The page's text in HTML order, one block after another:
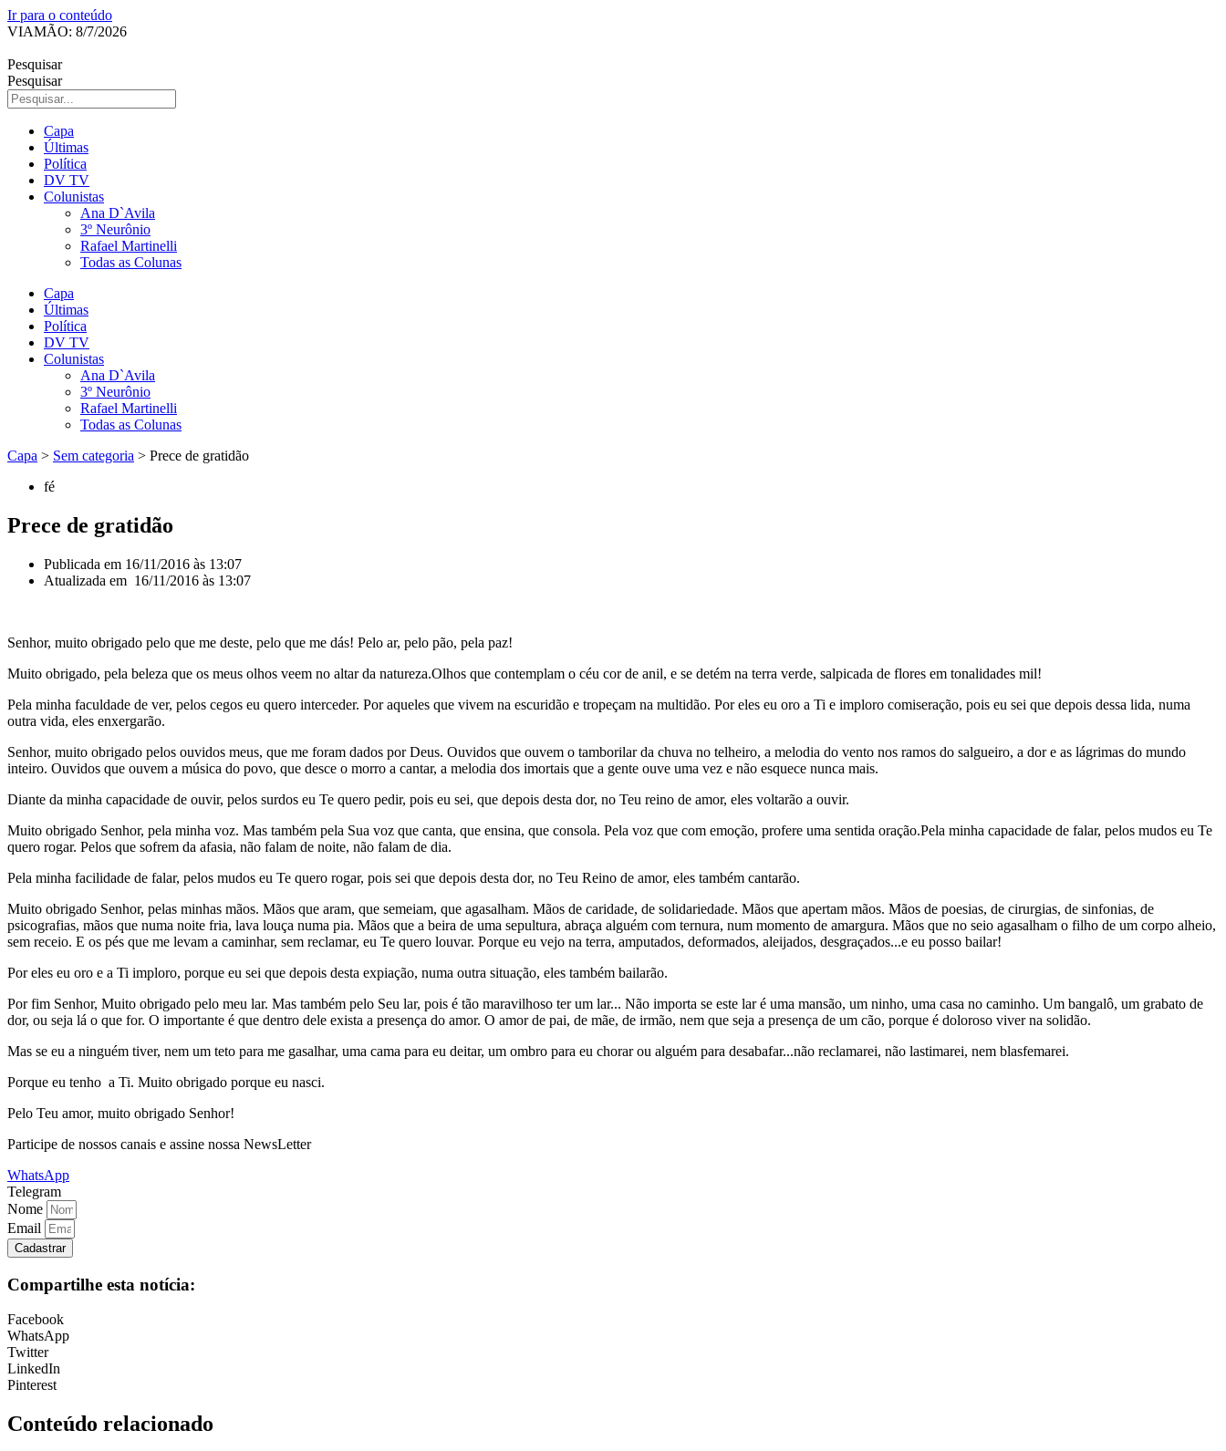
Ir para o conteúdo
VIAMÃO: 8/7/2026
Pesquisar
Pesquisar
Capa
Últimas
Política
DV TV
Colunistas
Ana D`Avila
3º Neurônio
Rafael Martinelli
Todas as Colunas
Capa
Últimas
Política
DV TV
Colunistas
Ana D`Avila
3º Neurônio
Rafael Martinelli
Todas as Colunas
Capa > Sem categoria > Prece de gratidão
fé
Prece de gratidão
Publicada em 16/11/2016 às 13:07
Atualizada em 16/11/2016 às 13:07
Senhor, muito obrigado pelo que me deste, pelo que me dás! Pelo ar, pelo pão, pela paz!
Muito obrigado, pela beleza que os meus olhos veem no altar da natureza.Olhos que contemplam o céu cor de anil, e se detém na terra verde, salpicada de flores em tonalidades mil!
Pela minha faculdade de ver, pelos cegos eu quero interceder. Por aqueles que vivem na escuridão e tropeçam na multidão. Por eles eu oro a Ti e imploro comiseração, pois eu sei que depois dessa lida, numa
outra vida, eles enxergarão.
Senhor, muito obrigado pelos ouvidos meus, que me foram dados por Deus. Ouvidos que ouvem o tamborilar da chuva no telheiro, a melodia do vento nos ramos do salgueiro, a dor e as lágrimas do mundo
inteiro. Ouvidos que ouvem a música do povo, que desce o morro a cantar, a melodia dos imortais que a gente ouve uma vez e não esquece nunca mais.
Diante da minha capacidade de ouvir, pelos surdos eu Te quero pedir, pois eu sei, que depois desta dor, no Teu reino de amor, eles voltarão a ouvir.
Muito obrigado Senhor, pela minha voz. Mas também pela Sua voz que canta, que ensina, que consola. Pela voz que com emoção, profere uma sentida oração.Pela minha capacidade de falar, pelos mudos eu Te
quero rogar. Pelos que sofrem da afasia, não falam de noite, não falam de dia.
Pela minha facilidade de falar, pelos mudos eu Te quero rogar, pois sei que depois desta dor, no Teu Reino de amor, eles também cantarão.
Muito obrigado Senhor, pelas minhas mãos. Mãos que aram, que semeiam, que agasalham. Mãos de caridade, de solidariedade. Mãos que apertam mãos. Mãos de poesias, de cirurgias, de sinfonias, de
psicografias, mãos que numa noite fria, lava louça numa pia. Mãos que a beira de uma sepultura, abraça alguém com ternura, num momento de amargura. Mãos que no seio agasalham o filho de um corpo alheio,
sem receio. E os pés que me levam a caminhar, sem reclamar, eu Te quero louvar. Porque eu vejo na terra, amputados, deformados, aleijados, desgraçados...e eu posso bailar!
Por eles eu oro e a Ti imploro, porque eu sei que depois desta expiação, numa outra situação, eles também bailarão.
Por fim Senhor, Muito obrigado pelo meu lar. Mas também pelo Seu lar, pois é tão maravilhoso ter um lar... Não importa se este lar é uma mansão, um ninho, uma casa no caminho. Um bangalô, um grabato de
dor, ou seja lá o que for. O importante é que dentro dele exista a presença do amor. O amor de pai, de mãe, de irmão, nem que seja a presença de um cão, porque é doloroso viver na solidão.
Mas se eu a ninguém tiver, nem um teto para me gasalhar, uma cama para eu deitar, um ombro para eu chorar ou alguém para desabafar...não reclamarei, não lastimarei, nem blasfemarei.
Porque eu tenho a Ti. Muito obrigado porque eu nasci.
Pelo Teu amor, muito obrigado Senhor!
Participe de nossos canais e assine nossa NewsLetter
WhatsApp
Telegram
Nome
Email
Cadastrar
Compartilhe esta notícia:
Facebook
WhatsApp
Twitter
LinkedIn
Pinterest
Conteúdo relacionado